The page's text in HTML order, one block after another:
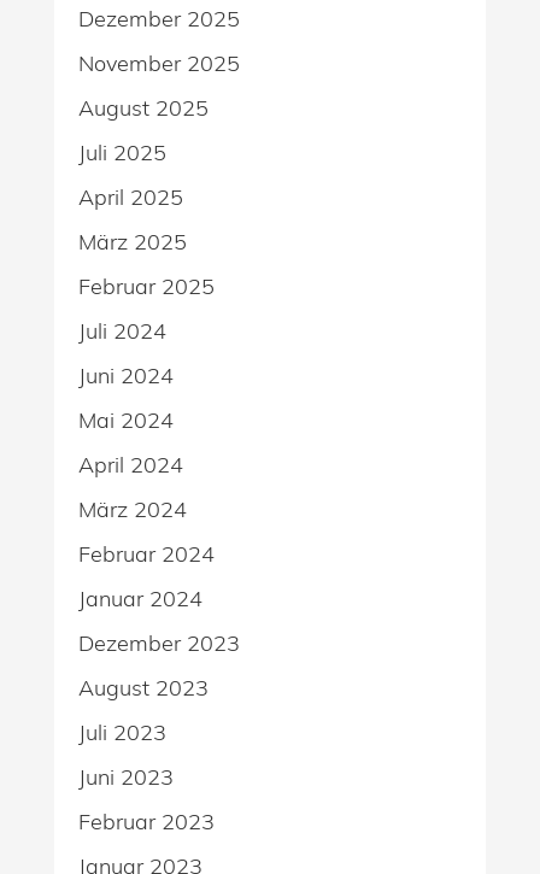
Dezember 2025
November 2025
August 2025
Juli 2025
April 2025
März 2025
Februar 2025
Juli 2024
Juni 2024
Mai 2024
April 2024
März 2024
Februar 2024
Januar 2024
Dezember 2023
August 2023
Juli 2023
Juni 2023
Februar 2023
Januar 2023